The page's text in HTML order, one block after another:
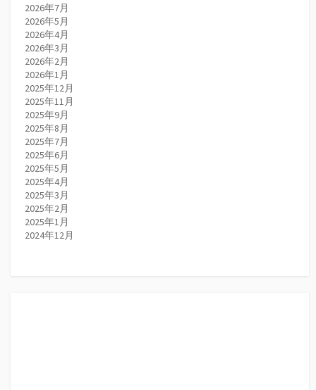
2026年7月
2026年5月
2026年4月
2026年3月
2026年2月
2026年1月
2025年12月
2025年11月
2025年9月
2025年8月
2025年7月
2025年6月
2025年5月
2025年4月
2025年3月
2025年2月
2025年1月
2024年12月